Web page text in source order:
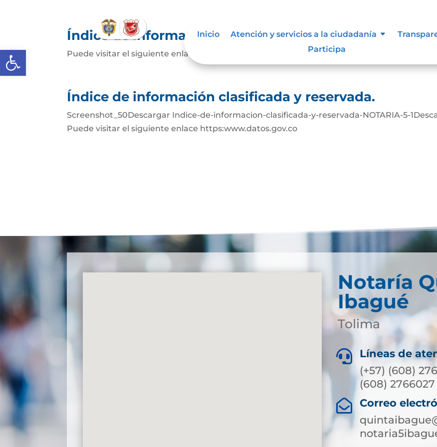
Abrir barra de herramientas
Inicio Atención y servicios a la ciudadanía
Participa
Índice de información clasificada y reservada
Puede visitar el siguiente enlace https:www.datos.gov.co
Índice de información clasificada y reservada.
Screenshot_50Descargar Indice-de-informacion-clasificada-y-reservada-NOTARIA-5-
Puede visitar el siguiente enlace https:www.datos.gov.co
Notaría
Ibagué
Tolima

Líneas de
(+57) (608)
(608) 2766027

Correo